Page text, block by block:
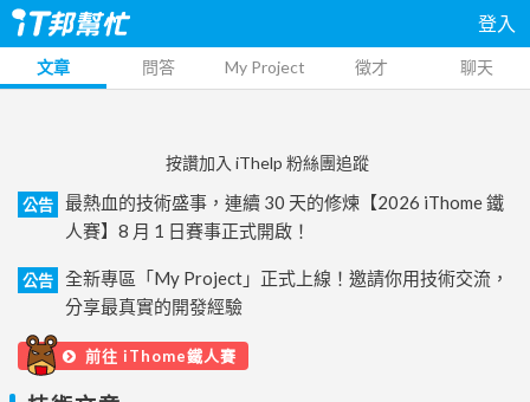
登入
文章 問答 My Project 徵才 聊天
按讚加入 iThelp 粉絲團追蹤
公告
最熱血的技術盛事，連續 30 天的修煉【2026 iThome 鐵
人賽】8 月 1 日賽事正式開啟！
公告
全新專區「My Project」正式上線！邀請你用技術交流，
分享最真實的開發經驗
前往 iThome鐵人賽